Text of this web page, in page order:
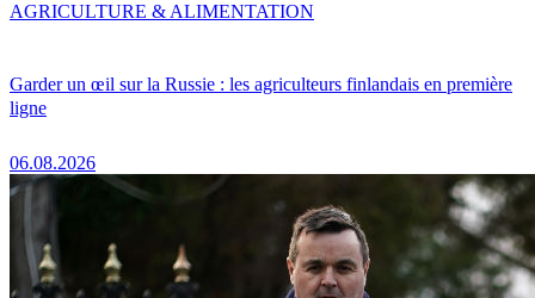
Garder un œil sur la Russie : les agriculteurs finlandais en première
ligne
06.08.2026
AGRICULTURE & ALIMENTATION